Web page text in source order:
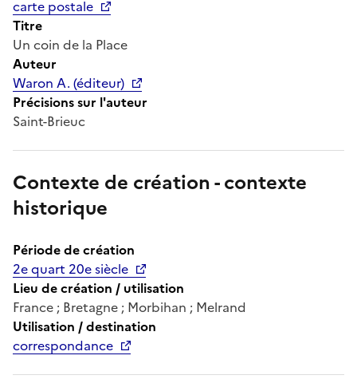
carte postale
Titre
Un coin de la Place
Auteur
Waron A. (éditeur)
Précisions sur l'auteur
Saint-Brieuc
Contexte de création - contexte
historique
Période de création
2e quart 20e siècle
Lieu de création / utilisation
France ; Bretagne ; Morbihan ; Melrand
Utilisation / destination
correspondance